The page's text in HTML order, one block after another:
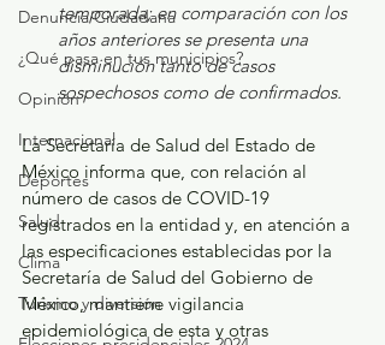
Denuncia Ciudadana
¿Qué pasa en tus municipios?
Opinión
Internacional
Deportes
Salud
Clima
Turismo y diversión
temporada; en comparación con los
años anteriores se presenta una
disminución tanto de casos
sospechosos como de confirmados.
La Secretaría de Salud del Estado de
México informa que, con relación al
número de casos de COVID-19
registrados en la entidad y, en atención a
las especificaciones establecidas por la
Secretaría de Salud del Gobierno de
México, mantiene vigilancia
epidemiológica de esta y otras